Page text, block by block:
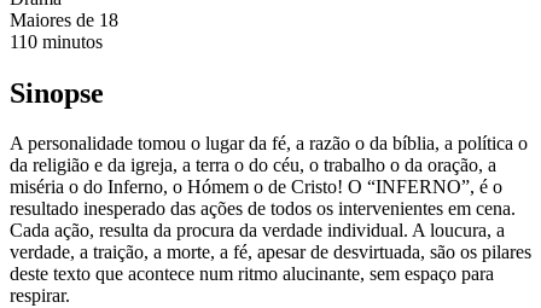
Maiores de 18
110 minutos
Sinopse
A personalidade tomou o lugar da fé, a razão o da bíblia, a política o
da religião e da igreja, a terra o do céu, o trabalho o da oração, a
miséria o do Inferno, o Hómem o de Cristo! O “INFERNO”, é o
resultado inesperado das ações de todos os intervenientes em cena.
Cada ação, resulta da procura da verdade individual. A loucura, a
verdade, a traição, a morte, a fé, apesar de desvirtuada, são os pilares
deste texto que acontece num ritmo alucinante, sem espaço para
respirar.